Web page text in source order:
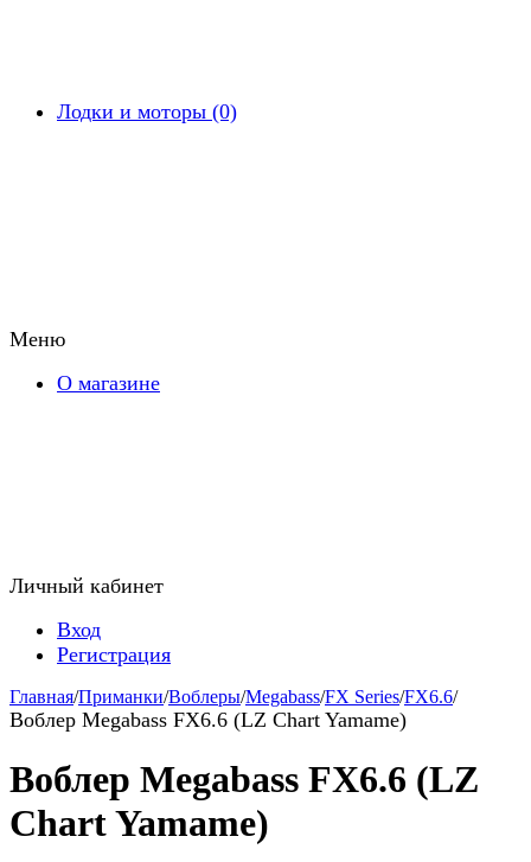
Лодки и моторы (0)
Меню
О магазине
Личный кабинет
Вход
Регистрация
Главная/Приманки/Воблеры/Megabass/FX Series/FX6.6/
Воблер Megabass FX6.6 (LZ Chart Yamame)
Воблер Megabass FX6.6 (LZ
Chart Yamame)